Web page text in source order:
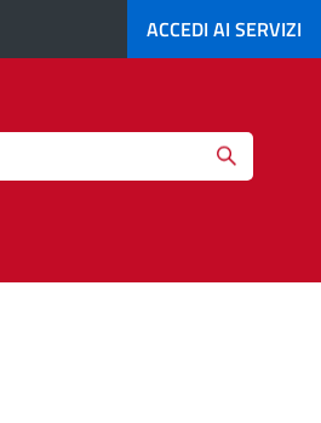
ACCEDI AI SERVIZI
Search